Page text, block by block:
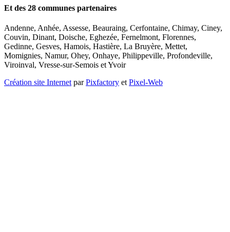
Et des 28 communes partenaires
Andenne, Anhée, Assesse, Beauraing, Cerfontaine, Chimay, Ciney,
Couvin, Dinant, Doische, Eghezée, Fernelmont, Florennes,
Gedinne, Gesves, Hamois, Hastière, La Bruyère, Mettet,
Momignies, Namur, Ohey, Onhaye, Philippeville, Profondeville,
Viroinval, Vresse-sur-Semois et Yvoir
Création site Internet parPixfactory et Pixel-Web